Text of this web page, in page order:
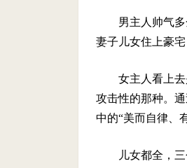
男主人帅气
妻子儿女住上豪
女主人看上
攻击性的那种。
中的“美而自律、
儿女都全，